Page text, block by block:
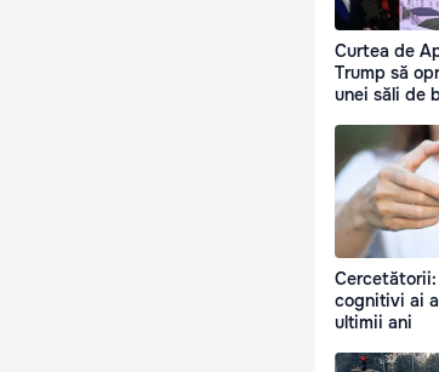
Curtea de
Trump să
unei săli de
cognitivi ai
ultimii ani